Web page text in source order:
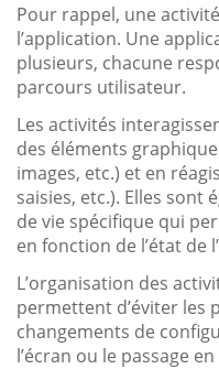
Pour rappel, une
l’application. Une
plusieurs, chacune
parcours utilisateur.
Les activités
des éléments
images, etc.) et en
saisies, etc.). Elles sont
de vie spécifique qui
en fonction de l’état de
L’organisation des
permettent d’éviter les
changements de
l’écran ou le passage